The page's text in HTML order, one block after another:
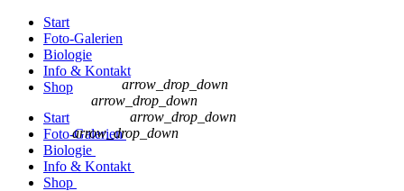
Start
Foto-Galerien
Biologie
Info & Kontakt
Shop
Start
Foto-Galerien
arrow_drop_down
Biologie
arrow_drop_down
Info & Kontakt
arrow_drop_down
Shop
arrow_drop_down